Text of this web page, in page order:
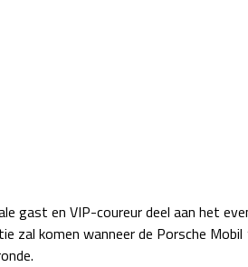
gast en VIP-coureur deel aan het
zal komen wanneer de Porsche